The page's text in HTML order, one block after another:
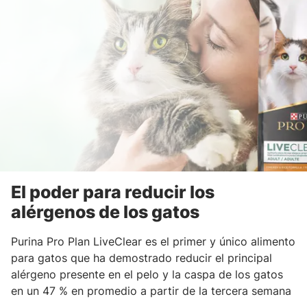
El poder para reducir los
alérgenos de los gatos
Purina Pro Plan LiveClear es el primer y único alimento
para gatos que ha demostrado reducir el principal
alérgeno presente en el pelo y la caspa de los gatos
en un 47 % en promedio a partir de la tercera semana